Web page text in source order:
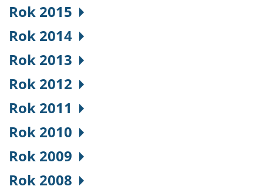
Rok 2015
Rok 2014
Rok 2013
Rok 2012
Rok 2011
Rok 2010
Rok 2009
Rok 2008